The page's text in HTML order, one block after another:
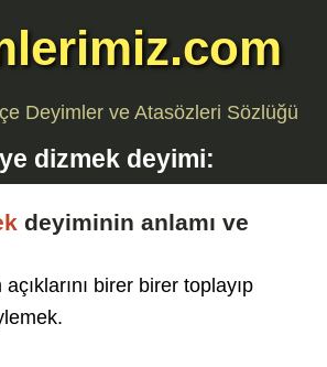
Deyimler ve Atasözleri Sözlüğü
dizmekdeyimi:
deyiminin anlamı ve
birer birer toplayıp